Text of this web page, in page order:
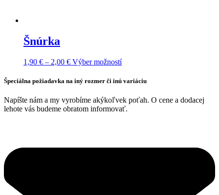
Šnúrka
1,90 € – 2,00 €Price
1,90 €
2,00 €
Výber možnostíTento
má
variantov.
Možnosti
si
stránke
Špeciálna požiadavka na iný rozmer či inú variáciu
Napíšte nám a my vyrobíme akýkoľvek poťah. O cene a dodacej
lehote vás budeme obratom informovať.